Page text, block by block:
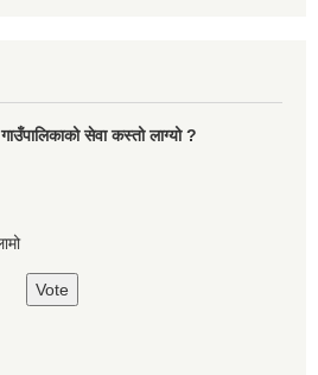
सेवा कस्तो लाग्यो ?